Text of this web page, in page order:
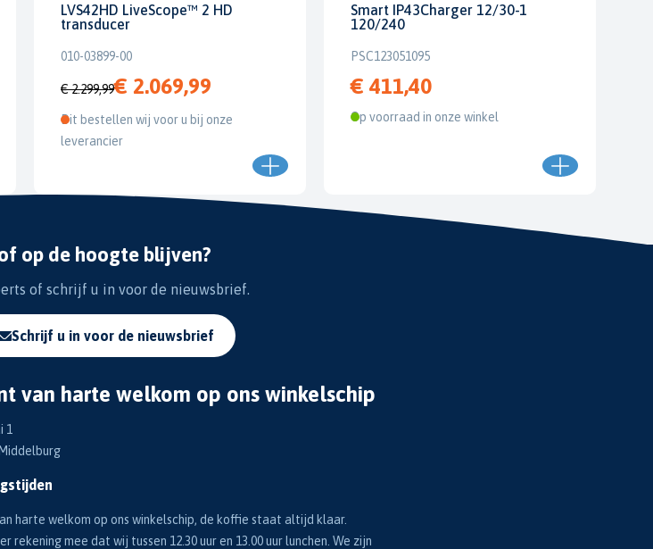
LVS42HD LiveScope™ 2 HD
transducer
010-03899-00
€ 2.299,99€ 2.069,99
Dit bestellen wij voor u bij onze
leverancier
Smart IP43Charger 12/30-1
120/240
PSC123051095
€ 411,40
Op voorraad in onze winkel
op de hoogte blijven?
of schrijf u in voor de nieuwsbrief.
Schrijf u in voor de nieuwsbrief
van harte welkom op ons winkelschip
1
harte welkom op ons winkelschip, de koffie staat altijd klaar.
rekening mee dat wij tussen 12.30 uur en 13.00 uur lunchen. We zijn